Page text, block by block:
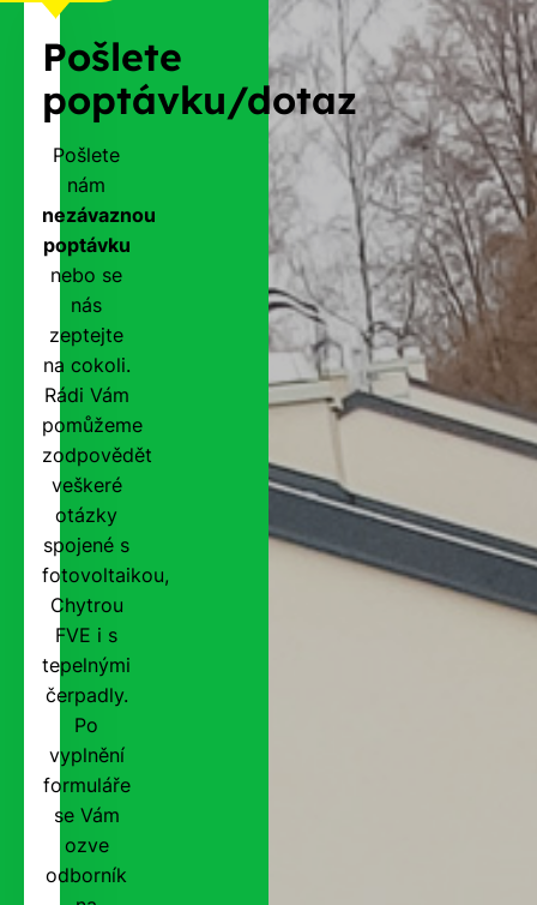
Pošlete
poptávku/dotaz
Pošlete
nám
nezávaznou
poptávku
nebo se
nás
zeptejte
na cokoli.
Rádi Vám
pomůžeme
zodpovědět
veškeré
otázky
spojené s
fotovoltaikou,
Chytrou
FVE i s
tepelnými
čerpadly.
Po
vyplnění
formuláře
se Vám
ozve
odborník